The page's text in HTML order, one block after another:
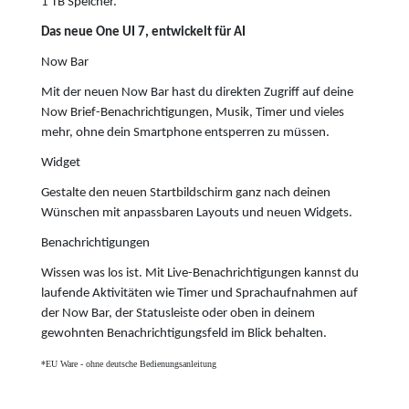
Das neue One UI 7, entwickelt für AI
Now Bar
Mit der neuen Now Bar hast du direkten Zugriff auf deine
Now Brief-Benachrichtigungen, Musik, Timer und vieles
mehr, ohne dein Smartphone entsperren zu müssen.
Widget
Gestalte den neuen Startbildschirm ganz nach deinen
Wünschen mit anpassbaren Layouts und neuen Widgets.
Benachrichtigungen
Wissen was los ist. Mit Live-Benachrichtigungen kannst du
laufende Aktivitäten wie Timer und Sprachaufnahmen auf
der Now Bar, der Statusleiste oder oben in deinem
gewohnten Benachrichtigungsfeld im Blick behalten.
*EU Ware - ohne deutsche Bedienungsanleitung